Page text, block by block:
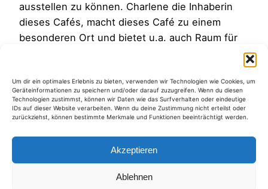
Um dir ein optimales Erlebnis zu bieten, verwenden wir Technologien wie Cookies, um
Geräteinformationen zu speichern und/oder darauf zuzugreifen. Wenn du diesen
Technologien zustimmst, können wir Daten wie das Surfverhalten oder eindeutige
IDs auf dieser Website verarbeiten. Wenn du deine Zustimmung nicht erteilst oder
zurückziehst, können bestimmte Merkmale und Funktionen beeinträchtigt werden.
Akzeptieren
Ablehnen
ausstellen zu können. Charlene die Inhaberin
dieses Cafés, macht dieses Café zu einem
besonderen Ort und bietet u.a. auch Raum für
leckere Speisen und Getränke. Es ist gleich um
die Ecke vom Königsplatz. Schaut doch mal…
31. August 2023